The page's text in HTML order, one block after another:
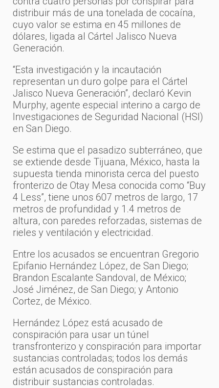
distribuir más de una tonelada de cocaína,
cuyo valor se estima en 45 millones de
dólares, ligada al Cártel Jalisco Nueva
Generación.
“Esta investigación y la incautación
representan un duro golpe para el Cártel
Jalisco Nueva Generación”, declaró Kevin
Murphy, agente especial interino a cargo de
Investigaciones de Seguridad Nacional (HSI)
en San Diego.
Se estima que el pasadizo subterráneo, que
se extiende desde Tijuana, México, hasta la
supuesta tienda minorista cerca del puesto
fronterizo de Otay Mesa conocida como “Buy
4 Less”, tiene unos 607 metros de largo, 17
metros de profundidad y 1.4 metros de
altura, con paredes reforzadas, sistemas de
rieles y ventilación y electricidad.
Entre los acusados se encuentran Gregorio
Epifanio Hernández López, de San Diego;
Brandon Escalante Sandoval, de México;
José Jiménez, de San Diego; y Antonio
Cortez, de México.
Hernández López está acusado de
conspiración para usar un túnel
transfronterizo y conspiración para importar
sustancias controladas; todos los demás
están acusados ​​de conspiración para
distribuir sustancias controladas.